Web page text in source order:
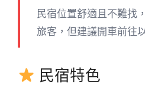
民宿位置舒適且不難找
旅客，但建議開車前往
民宿特色